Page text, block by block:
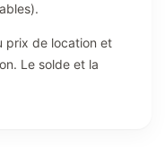
prix de location et
Le solde et la